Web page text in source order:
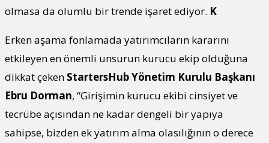
olmasa da olumlu bir trende işaret ediyor. K
Erken aşama fonlamada yatırımcıların kararını
etkileyen en önemli unsurun kurucu ekip olduğuna
dikkat çeken StartersHub Yönetim Kurulu Başkanı
Ebru Dorman, “Girişimin kurucu ekibi cinsiyet ve
tecrübe açısından ne kadar dengeli bir yapıya
sahipse, bizden ek yatırım alma olasılığının o derece